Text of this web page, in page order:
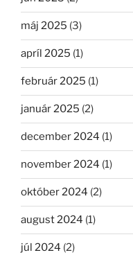
máj 2025 (3)
apríl 2025 (1)
február 2025 (1)
január 2025 (2)
december 2024 (1)
november 2024 (1)
október 2024 (2)
august 2024 (1)
júl 2024 (2)